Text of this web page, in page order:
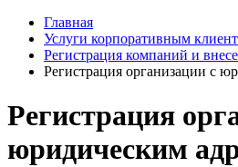
Главная
Услуги корпоративным
Регистрация компаний и
Регистрация организации с
Регистрация
юридическим